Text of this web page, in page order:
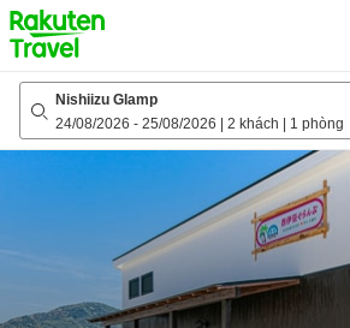
to
top
page
Nishiizu Glamp
24/08/2026 - 25/08/2026 2 khách 1 phòng